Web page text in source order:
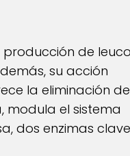
de
su acción
la eliminación
modula el sistema
dos enzimas